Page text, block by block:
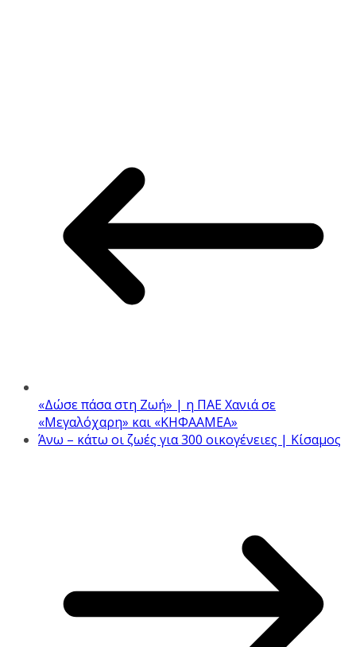
«Δώσε πάσα στη Ζωή» | η ΠΑΕ Χανιά σε
«Μεγαλόχαρη» και «ΚΗΦΑΑΜΕΑ»
Άνω – κάτω οι ζωές για 300 οικογένειες | Κίσαμος